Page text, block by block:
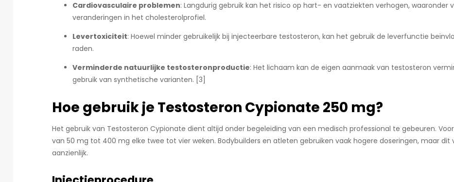
Cardiovasculaire problemen: Langdurig gebruik kan het risico op hart- en vaatziekten verhogen, waaronder
veranderingen in het cholesterolprofiel.
Levertoxiciteit: Hoewel minder gebruikelijk bij injecteerbare testosteron, kan het gebruik de leverfunctie
raden.
Verminderde natuurlijke testosteronproductie: Het lichaam kan de eigen aanmaak van testosteron
gebruik van synthetische varianten. [3]
Hoe gebruik je Testosteron Cypionate 250 mg?
Het gebruik van Testosteron Cypionate dient altijd onder begeleiding van een medisch professional te gebeuren.
van 50 mg tot 400 mg elke twee tot vier weken. Bodybuilders en atleten gebruiken vaak hogere doseringen, maar dit
aanzienlijk.